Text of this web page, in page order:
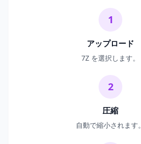
1
アップロード
7Z を選択します。
2
圧縮
自動で縮小されます。